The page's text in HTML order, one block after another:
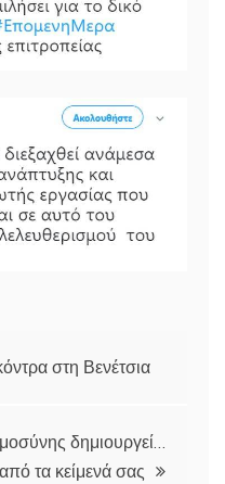
στη Βενέτσια
δημιουργεί…
τα κείμενά σας